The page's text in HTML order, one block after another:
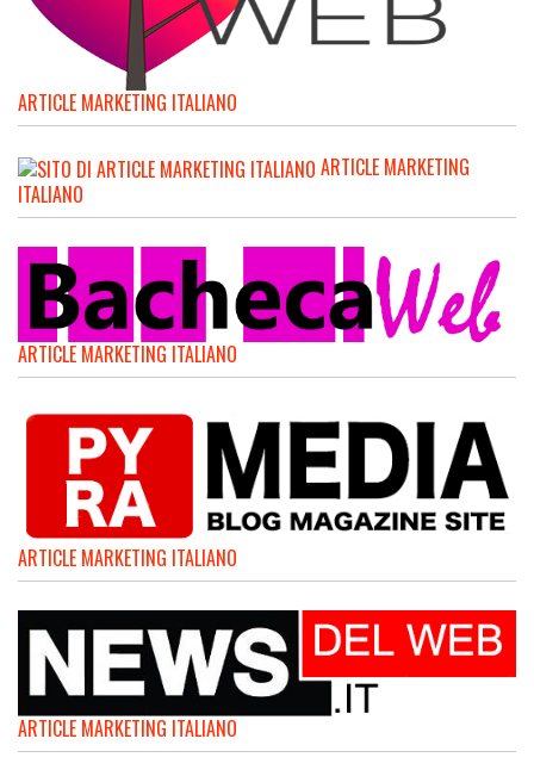
ARTICLE MARKETING ITALIANO
ARTICLE MARKETING
ITALIANO
ARTICLE MARKETING ITALIANO
ARTICLE MARKETING ITALIANO
ARTICLE MARKETING ITALIANO